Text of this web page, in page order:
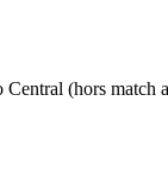
(hors